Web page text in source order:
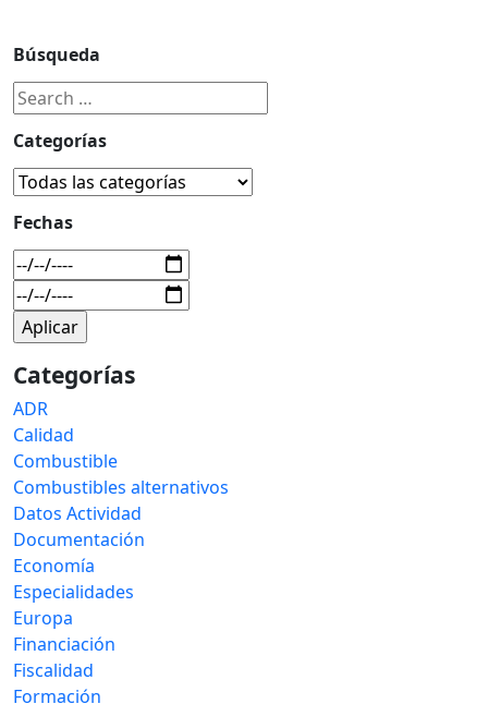
Búsqueda
Categorías
Fechas
Categorías
ADR
Calidad
Combustible
Combustibles alternativos
Datos Actividad
Documentación
Economía
Especialidades
Europa
Financiación
Fiscalidad
Formación